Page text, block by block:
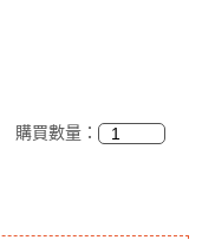
購買數量：